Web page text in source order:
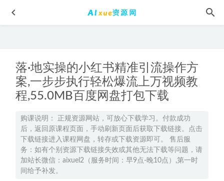
落·地实操的小红书精准引流操作方
案,一步步执行轻松爆流上万视频教
程,55.0MB百度网盘打包下载
购课说明： 正规资源网站，可放心下载学习。付款成功
后，返回原课程页面，手动刷新页面后获取下载链接。点击
下载链接进入课程网盘，转存或下载资源即可。 售后服
务：如有个别资源下载链接失效或其他无法下载等问题，请
加站长微信：aixuel2（服务时间：早9点-晚10点）,第一时
间给予补发。
2023袁帅高三物理密训班视频教程+高考密训卷 2023-06-08
车载U盘音乐阿杜歌曲合集百度网盘打包下载 2023-05-19
淘宝美工高手PS教程60集 2023-06-04
23年高中数学网课教程2023牟恩博高二英语a+视频教程+讲义
（暑假班+秋季班）